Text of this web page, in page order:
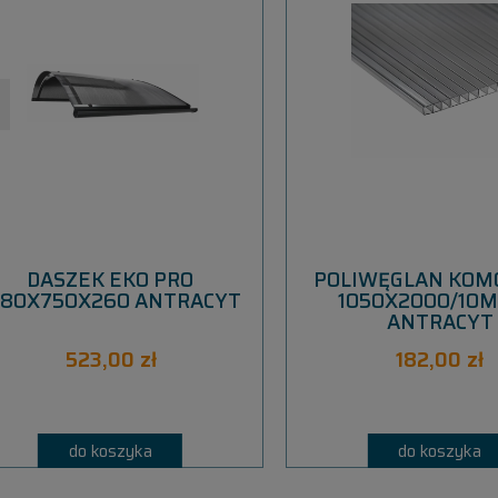
DASZEK EKO PRO
ANTRACYT
523,00 zł
do koszyka
POLIWĘGLAN
1050X2000/
ANTRACYT
182,00 zł
do koszyka